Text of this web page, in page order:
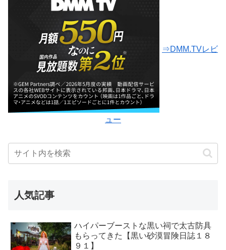
⇒DMM.TVレビ
ュー
人気記事
ハイパーブーストな黒い祠で太古防具
もらってきた【黒い砂漠冒険日誌１８
９１】